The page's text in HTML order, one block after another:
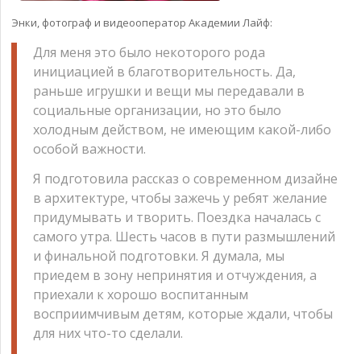
Энки, фотограф и видеооператор Академии Лайф:
Для меня это было некоторого рода
инициацией в благотворительность. Да,
раньше игрушки и вещи мы передавали в
социальные организации, но это было
холодным действом, не имеющим какой-либо
особой важности.
Я подготовила рассказ о современном дизайне
в архитектуре, чтобы зажечь у ребят желание
придумывать и творить. Поездка началась с
самого утра. Шесть часов в пути размышлений
и финальной подготовки. Я думала, мы
приедем в зону непринятия и отчуждения, а
приехали к хорошо воспитанным
восприимчивым детям, которые ждали, чтобы
для них что-то сделали.